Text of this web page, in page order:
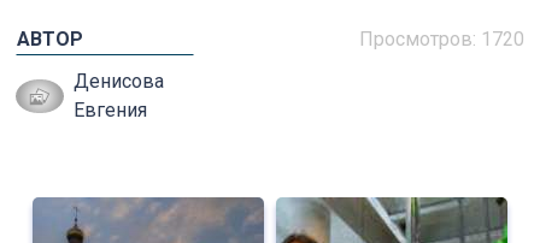
Просмотров: 1720
АВТОР
Денисова
Евгения